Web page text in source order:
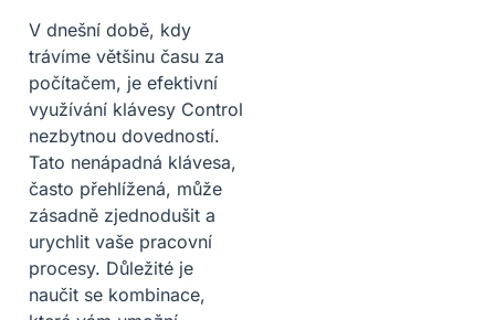
V dnešní době, kdy
trávíme většinu času za
počítačem, je efektivní
využívání klávesy Control
nezbytnou dovedností.
Tato nenápadná klávesa,
často přehlížená, může
zásadně zjednodušit a
urychlit vaše pracovní
procesy. Důležité je
naučit se kombinace,